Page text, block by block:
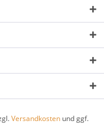
Versandkosten und ggf.